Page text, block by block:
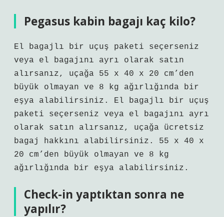
Pegasus kabin bagajı kaç kilo?
El bagajlı bir uçuş paketi seçerseniz
veya el bagajını ayrı olarak satın
alırsanız, uçağa 55 x 40 x 20 cm’den
büyük olmayan ve 8 kg ağırlığında bir
eşya alabilirsiniz. El bagajlı bir uçuş
paketi seçerseniz veya el bagajını ayrı
olarak satın alırsanız, uçağa ücretsiz
bagaj hakkını alabilirsiniz. 55 x 40 x
20 cm’den büyük olmayan ve 8 kg
ağırlığında bir eşya alabilirsiniz.
Check-in yaptıktan sonra ne
yapılır?